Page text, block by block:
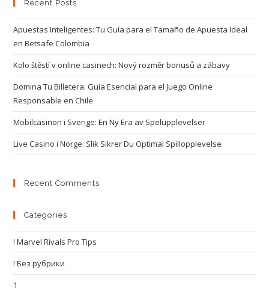
Recent Posts
Apuestas Inteligentes: Tu Guía para el Tamaño de Apuesta Ideal
en Betsafe Colombia
Kolo štěstí v online casinech: Nový rozměr bonusů a zábavy
Domina Tu Billetera: Guía Esencial para el Juego Online
Responsable en Chile
Mobilcasinon i Sverige: En Ny Era av Spelupplevelser
Live Casino i Norge: Slik Sikrer Du Optimal Spillopplevelse
Recent Comments
Categories
! Marvel Rivals Pro Tips
! Без рубрики
1